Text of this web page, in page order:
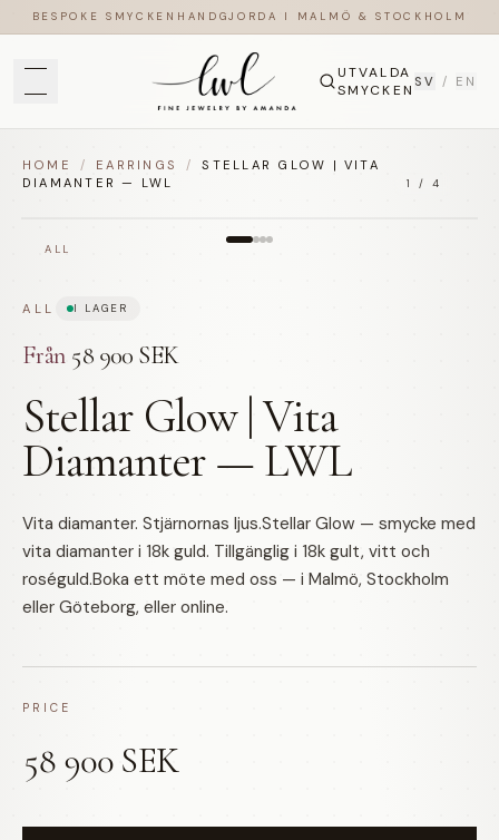
BESPOKE SMYCKEN HANDGJORDA I MALMÖ & STOCKHOLM
UTVALDA
SMYCKEN SV / EN
HOME / EARRINGS /
STELLAR GLOW | VITA
DIAMANTER — LWL
ALL
1 / 4
ALL I LAGER
Från 58 900 SEK
Stellar Glow | Vita
Diamanter — LWL
Vita diamanter. Stjärnornas ljus.Stellar Glow — smycke med
vita diamanter i 18k guld. Tillgänglig i 18k gult, vitt och
roséguld.Boka ett möte med oss — i Malmö, Stockholm
eller Göteborg, eller online.
PRICE
58 900 SEK